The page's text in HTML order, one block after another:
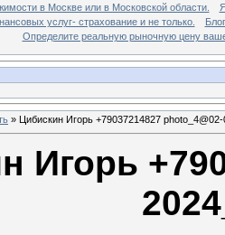
в Москве или в Московской области.
услуг- страхование и не только.
Блог
Определите реальную рыночную цену
» Цибискин Игорь +79037214827
Игорь